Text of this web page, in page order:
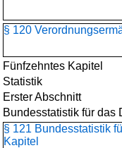
§ 120
Fünfzehntes Kapitel
Statistik
Erster Abschnitt
Bundesstatistik für das
§ 121 Bundesstatistik
Kapitel